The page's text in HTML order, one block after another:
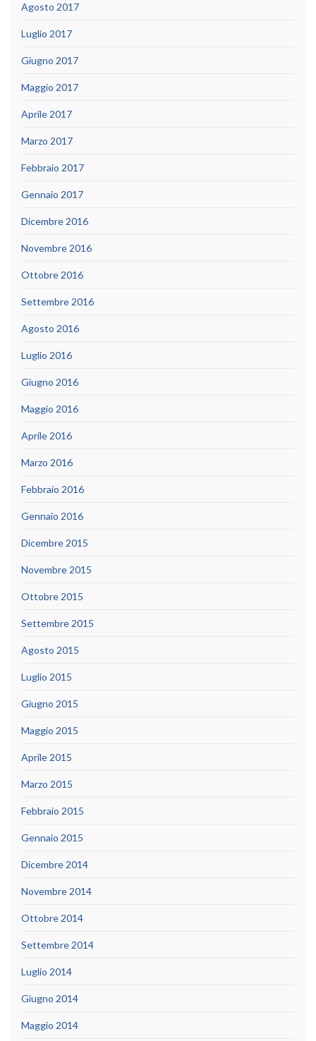
Agosto 2017
Luglio 2017
Giugno 2017
Maggio 2017
Aprile 2017
Marzo 2017
Febbraio 2017
Gennaio 2017
Dicembre 2016
Novembre 2016
Ottobre 2016
Settembre 2016
Agosto 2016
Luglio 2016
Giugno 2016
Maggio 2016
Aprile 2016
Marzo 2016
Febbraio 2016
Gennaio 2016
Dicembre 2015
Novembre 2015
Ottobre 2015
Settembre 2015
Agosto 2015
Luglio 2015
Giugno 2015
Maggio 2015
Aprile 2015
Marzo 2015
Febbraio 2015
Gennaio 2015
Dicembre 2014
Novembre 2014
Ottobre 2014
Settembre 2014
Luglio 2014
Giugno 2014
Maggio 2014